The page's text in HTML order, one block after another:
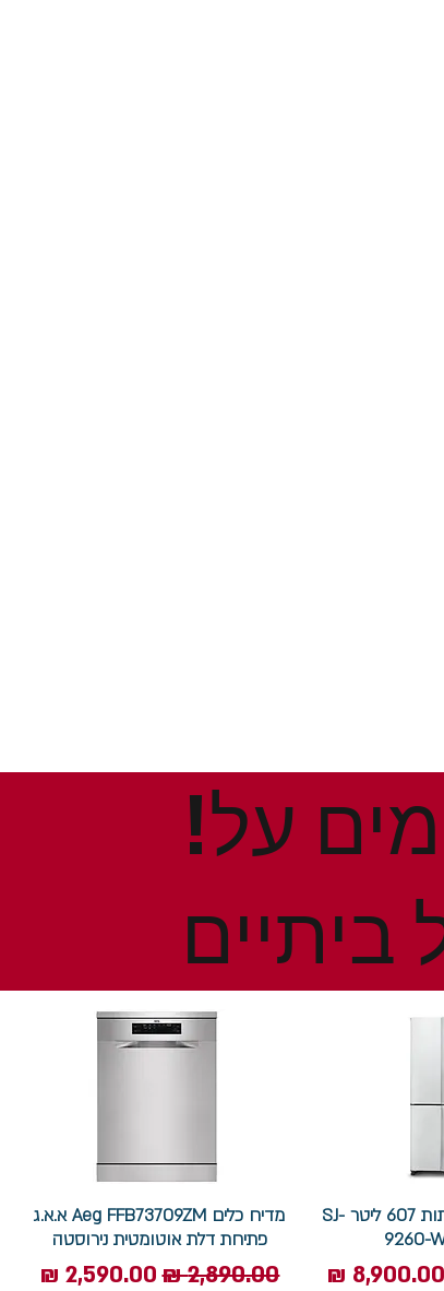
מקרר שארפ 4 דלתות 607 ליטר SJ-
9260-
מחיר מבצע
מדיח כלים Aeg FFB73709ZM א.א.ג
פתיחת דלת אוטומטית נירוסטה
מחיר רגיל‏2,890.00 ‏₪ מחיר מבצע
!הנחות ומבצעים חמים על